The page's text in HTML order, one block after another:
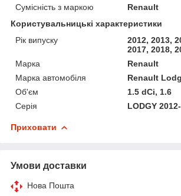
Сумісність з маркою
Renault
Користувальницькі характеристики
Рік випуску
2012, 2013,
2017, 2018,
Марка
Renault
Марка автомобіля
Renault
Об'єм
1.5 dCi, 1.6
Серія
LODGY 2012-
Приховати
Умови доставки
Нова Пошта